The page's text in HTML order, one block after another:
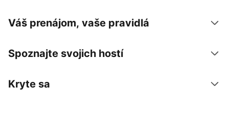
Váš prenájom, vaše pravidlá
Spoznajte svojich hostí
Kryte sa